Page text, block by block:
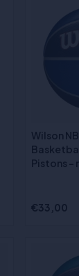
Wilson
Pistons -
€33,00